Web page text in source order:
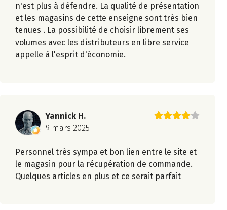
n'est plus à défendre. La qualité de présentation
et les magasins de cette enseigne sont très bien
tenues . La possibilité de choisir librement ses
volumes avec les distributeurs en libre service
appelle à l'esprit d'économie.
Yannick H.
9 mars 2025
Personnel très sympa et bon lien entre le site et
le magasin pour la récupération de commande.
Quelques articles en plus et ce serait parfait